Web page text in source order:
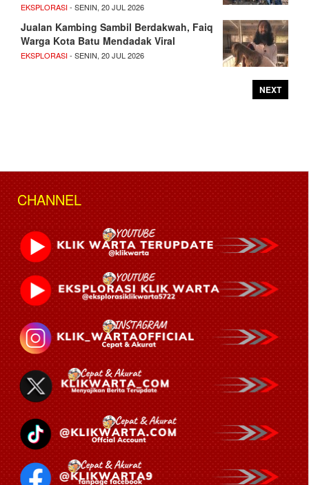
EKSPLORASI- SENIN, 20 JUL 2026
Jualan Kambing Sambil Berdakwah, Faiq
Warga Kota Batu Mendadak Viral
EKSPLORASI- SENIN, 20 JUL 2026
NEXT
CHANNEL